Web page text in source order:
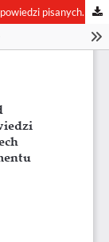
O „subtelnościach” metod oceny wydźwięku wypowiedzi pisanych. Porównanie trzech podejść w analizie sentymentu